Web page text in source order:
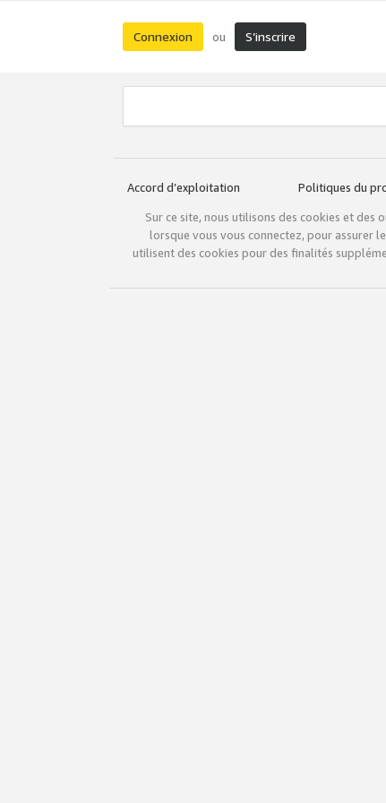
Connexion ou S’inscrire
Accord d’exploitation Politiques du
Sur ce site, nous utilisons des cookies et
lorsque vous vous connectez, pour assurer
utilisent des cookies pour des finalités